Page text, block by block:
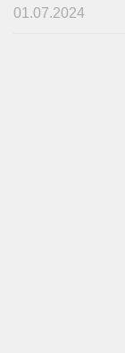
01.07.2024